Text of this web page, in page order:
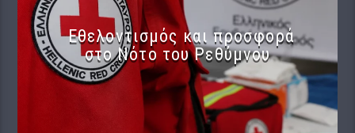
Εθελοντισμός και προσφορά
στο Νότο του Ρεθύμνου